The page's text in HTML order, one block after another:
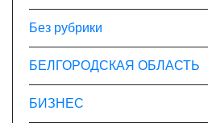
Без рубрики
БЕЛГОРОДСКАЯ ОБЛАСТЬ
БИЗНЕС